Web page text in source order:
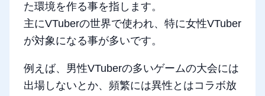
た環境を作る事を指します。
主にVTuberの世界で使われ、特に女性VTuber
が対象になる事が多いです。
例えば、男性VTuberの多いゲームの大会には
出場しないとか、頻繁には異性とはコラボ放